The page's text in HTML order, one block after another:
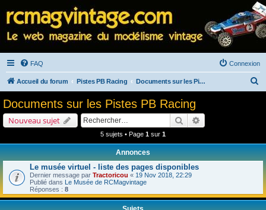
FAQ Connexion
Accueil du forum Pistes PB Racing Documents sur les Pistes PB Racing
e
Documents sur les Pistes PB Racing
Nouveau sujet Rechercher
5 sujets • Page 1 sur 1
Annonces
Le musée virtuel - liste des pages disponibles
Dernier message par Tractoricou « 19 Nov 2018, 22:29
Publié dans Le Musée de RCMagvintage
Réponses : 8